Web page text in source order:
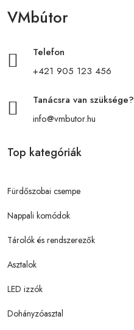
VMbútor
Telefon
+421 905 123 456
Tanácsra van szüksége?
info@vmbutor.hu
Top kategóriák
Fürdőszobai csempe
Nappali komódok
Tárolók és rendszerezők
Asztalok
LED izzók
Dohányzóasztal